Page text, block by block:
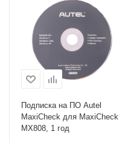
Подписка на ПО Autel
MaxiCheck для MaxiCheck
MX808, 1 год